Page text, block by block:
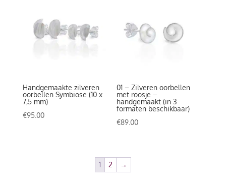
Handgemaakte zilveren
oorbellen Symbiose (10 x
7,5 mm)
€95.00
01 – Zilveren oorbellen
met roosje –
handgemaakt (in 3
formaten beschikbaar)
€89.00
1 2 →